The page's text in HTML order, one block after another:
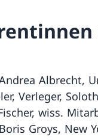
Albrecht,
Verleger,
wiss.
Groys, New